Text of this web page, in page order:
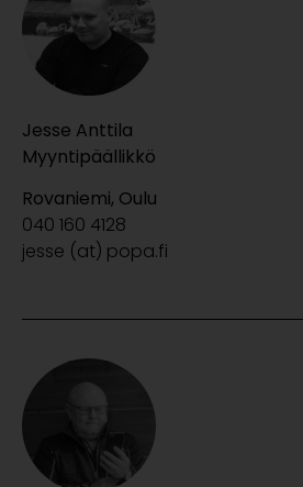
Jesse Anttila
Myyntipäällikkö
Rovaniemi, Oulu
040 160 4128
jesse (at) popa.fi